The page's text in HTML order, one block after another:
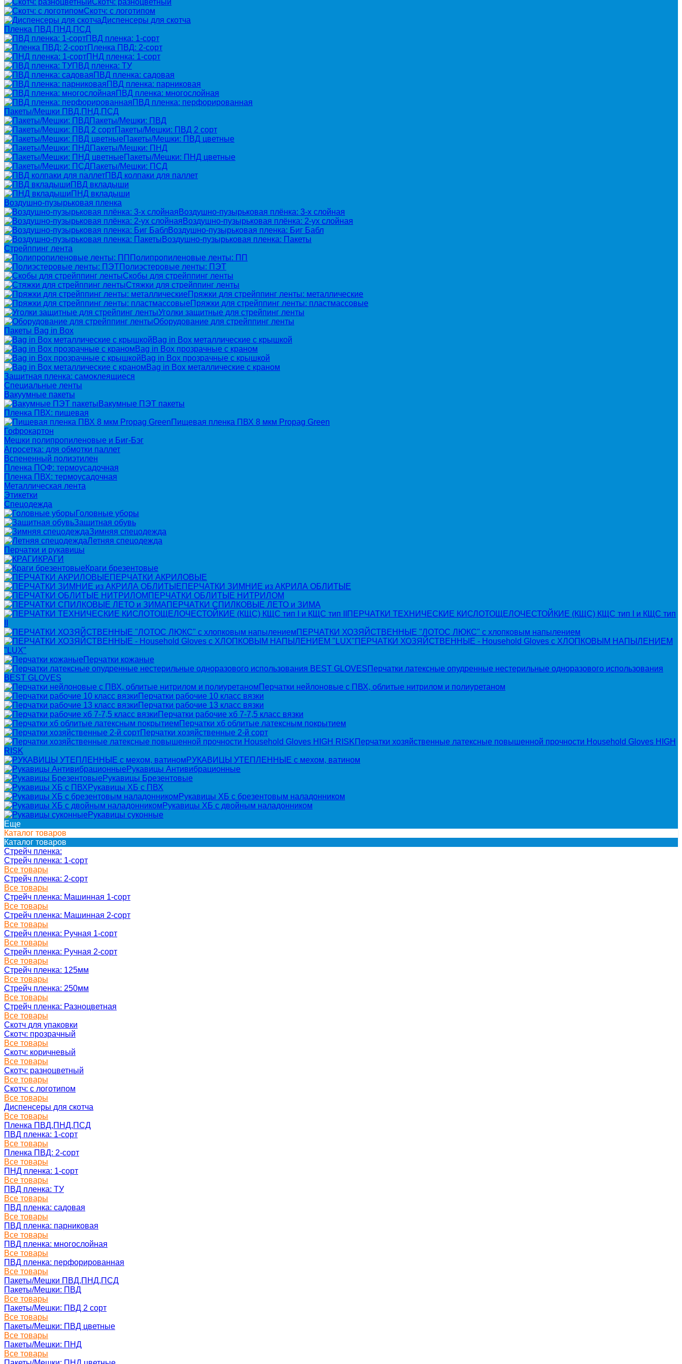
Скотч: разноцветный
Скотч: с логотипом
Диспенсеры для скотча
Пленка ПВД,ПНД,ПСД
ПВД пленка: 1-сорт
Пленка ПВД: 2-сорт
ПНД пленка: 1-сорт
ПВД пленка: ТУ
ПВД пленка: садовая
ПВД пленка: парниковая
ПВД пленка: многослойная
ПВД пленка: перфорированная
Пакеты/Мешки ПВД,ПНД,ПСД
Пакеты/Мешки: ПВД
Пакеты/Мешки: ПВД 2 сорт
Пакеты/Мешки: ПВД цветные
Пакеты/Мешки: ПНД
Пакеты/Мешки: ПНД цветные
Пакеты/Мешки: ПСД
ПВД колпаки для паллет
ПВД вкладыши
ПНД вкладыши
Воздушно-пузырьковая пленка
Воздушно-пузырьковая плёнка: 3-х слойная
Воздушно-пузырьковая плёнка: 2-ух слойная
Воздушно-пузырьковая пленка: Биг Бабл
Воздушно-пузырьковая пленка: Пакеты
Стрейппинг лента
Полипропиленовые ленты: ПП
Полиэстеровые ленты: ПЭТ
Скобы для стрейппинг ленты
Стяжки для стрейппинг ленты
Пряжки для стрейппинг ленты: металлические
Пряжки для стрейппинг ленты: пластмассовые
Уголки защитные для стрейпинг ленты
Оборудование для стрейппинг ленты
Пакеты Bag in Box
Bag in Box металлические с крышкой
Bag in Box прозрачные с краном
Bag in Box прозрачные с крышкой
Bag in Box металлические с краном
Защитная пленка: самоклеящиеся
Специальные ленты
Вакуумные пакеты
Вакумные ПЭТ пакеты
Пленка ПВХ: пищевая
Пищевая пленка ПВХ 8 мкм Propag Green
Гофрокартон
Мешки полипропиленовые и Биг-Бэг
Агросетка: для обмотки паллет
Вспененный полиэтилен
Пленка ПОФ: термоусадочная
Пленка ПВХ: термоусадочная
Металлическая лента
Этикетки
Спецодежда
Головные уборы
Защитная обувь
Зимняя спецодежда
Летняя спецодежда
Перчатки и рукавицы
КРАГИ
Краги брезентовые
ПЕРЧАТКИ АКРИЛОВЫЕ
ПЕРЧАТКИ ЗИМНИЕ из АКРИЛА ОБЛИТЫЕ
ПЕРЧАТКИ ОБЛИТЫЕ НИТРИЛОМ
ПЕРЧАТКИ СПИЛКОВЫЕ ЛЕТО и ЗИМА
ПЕРЧАТКИ ТЕХНИЧЕСКИЕ КИСЛОТОЩЕЛОЧЕСТОЙКИЕ (КЩС) КЩС тип I и КЩС тип
ПЕРЧАТКИ ХОЗЯЙСТВЕННЫЕ "ЛОТОС ЛЮКС" с хлопковым напылением
ПЕРЧАТКИ ХОЗЯЙСТВЕННЫЕ - Household Gloves с ХЛОПКОВЫМ НАПЫЛЕНИЕМ
"LUX"
Перчатки кожаные
Перчатки латексные опудренные нестерильные одноразового использования
BEST GLOVES
Перчатки нейлоновые с ПВХ, облитые нитрилом и полиуретаном
Перчатки рабочие 10 класс вязки
Перчатки рабочие 13 класс вязки
Перчатки рабочие хб 7-7,5 класс вязки
Перчатки хб облитые латексным покрытием
Перчатки хозяйственные 2-й сорт
Перчатки хозяйственные латексные повышенной прочности Household Gloves HIGH
RISK
РУКАВИЦЫ УТЕПЛЕННЫЕ с мехом, ватином
Рукавицы Антивибрационные
Рукавицы Брезентовые
Рукавицы ХБ с ПВХ
Рукавицы ХБ с брезентовым наладонником
Рукавицы ХБ с двойным наладонником
Рукавицы суконные
Еще
Каталог товаров
Каталог товаров
Стрейч пленка:
Стрейч пленка: 1-сорт
Все товары
Стрейч пленка: 2-сорт
Все товары
Стрейч пленка: Машинная 1-сорт
Все товары
Стрейч пленка: Машинная 2-сорт
Все товары
Стрейч пленка: Ручная 1-сорт
Все товары
Стрейч пленка: Ручная 2-сорт
Все товары
Стрейч пленка: 125мм
Все товары
Стрейч пленка: 250мм
Все товары
Стрейч пленка: Разноцветная
Все товары
Скотч для упаковки
Скотч: прозрачный
Все товары
Скотч: коричневый
Все товары
Скотч: разноцветный
Все товары
Скотч: с логотипом
Все товары
Диспенсеры для скотча
Все товары
Пленка ПВД,ПНД,ПСД
ПВД пленка: 1-сорт
Все товары
Пленка ПВД: 2-сорт
Все товары
ПНД пленка: 1-сорт
Все товары
ПВД пленка: ТУ
Все товары
ПВД пленка: садовая
Все товары
ПВД пленка: парниковая
Все товары
ПВД пленка: многослойная
Все товары
ПВД пленка: перфорированная
Все товары
Пакеты/Мешки ПВД,ПНД,ПСД
Пакеты/Мешки: ПВД
Все товары
Пакеты/Мешки: ПВД 2 сорт
Все товары
Пакеты/Мешки: ПВД цветные
Все товары
Пакеты/Мешки: ПНД
Все товары